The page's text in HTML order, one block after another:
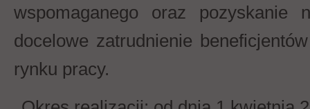
wspomaganego oraz pozyskanie
docelowe zatrudnienie
rynku pracy.